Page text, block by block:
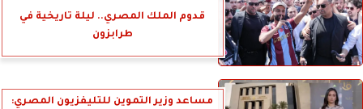
قدوم الملك المصري.. ليلة تاريخية في
طرابزون
مساعد وزير التموين للتليفزيون المصري: